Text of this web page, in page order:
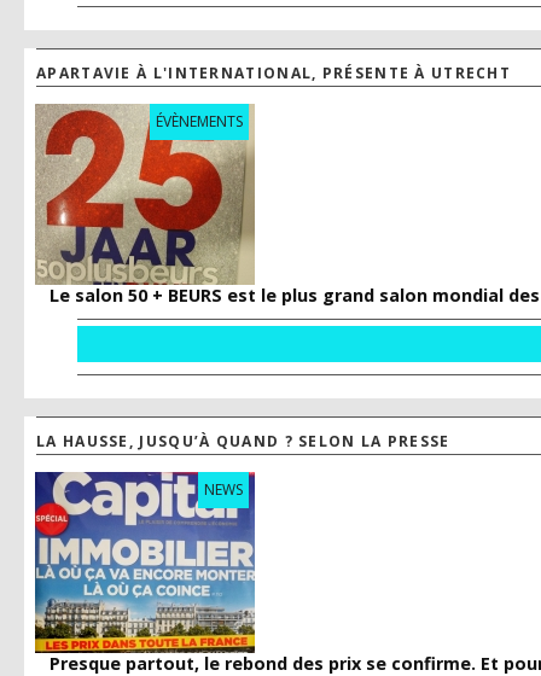
APARTAVIE À L'INTERNATIONAL, PRÉSENTE À UTRECHT
ÉVÈNEMENTS
Le salon 50 + BEURS est le plus grand salon mondial
LA HAUSSE, JUSQU’À QUAND ? SELON LA PRESSE
NEWS
Presque partout, le rebond des prix se confirme. Et